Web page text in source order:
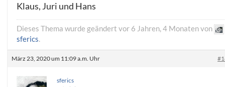
Klaus, Juri und Hans
Dieses Thema wurde geändert vor 6 Jahren, 4 Monaten von
sferics.
März 23, 2020 um 11:09 a.m. Uhr
sferics